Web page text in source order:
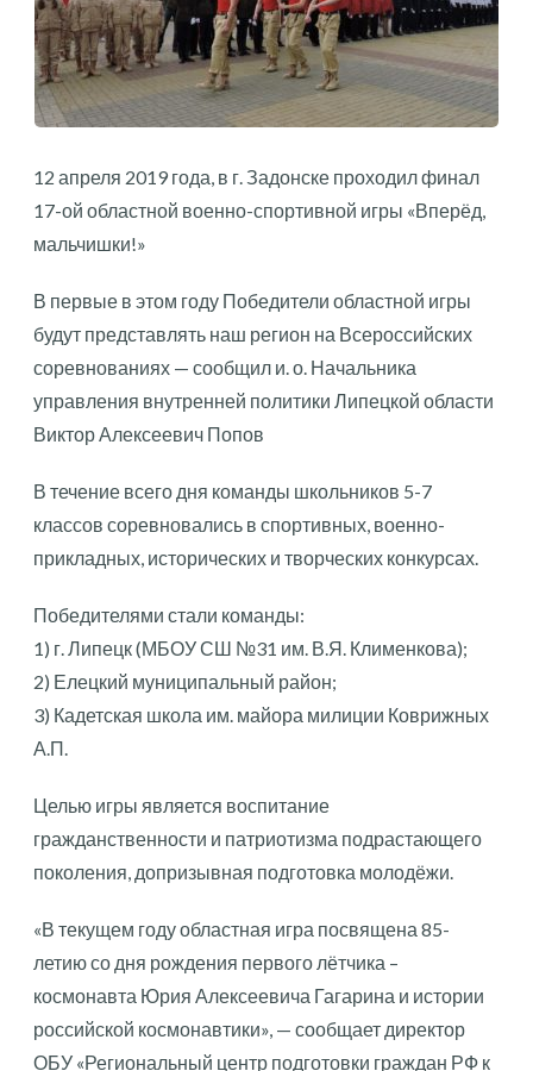
12 апреля 2019 года, в г. Задонске проходил финал
17-ой областной военно-спортивной игры «Вперёд,
мальчишки!»
В первые в этом году Победители областной игры
будут представлять наш регион на Всероссийских
соревнованиях — сообщил и. о. Начальника
управления внутренней политики Липецкой области
Виктор Алексеевич Попов
В течение всего дня команды школьников 5-7
классов соревновались в спортивных, военно-
прикладных, исторических и творческих конкурсах.
Победителями стали команды:
1) г. Липецк (МБОУ СШ №31 им. В.Я. Клименкова);
2) Елецкий муниципальный район;
3) Кадетская школа им. майора милиции Коврижных
А.П.
Целью игры является воспитание
гражданственности и патриотизма подрастающего
поколения, допризывная подготовка молодёжи.
«В текущем году областная игра посвящена 85-
летию со дня рождения первого лётчика –
космонавта Юрия Алексеевича Гагарина и истории
российской космонавтики», — сообщает директор
ОБУ «Региональный центр подготовки граждан РФ к